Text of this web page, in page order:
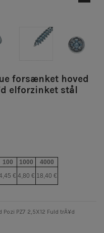
forsænket hoved
elforzinket stål
100 1000 4000
€ 4,80 € 18,40 €
PZ7 2,5X12 Fuld trÃ¥d